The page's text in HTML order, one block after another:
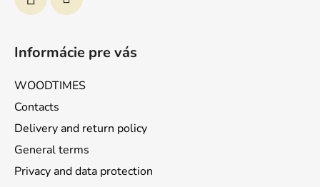
Informácie pre vás
WOODTIMES
Contacts
Delivery and return policy
General terms
Privacy and data protection